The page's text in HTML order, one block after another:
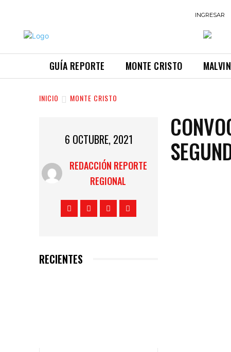
INGRESAR
GUÍA REPORTE MONTE CRISTO
INICIO MONTE CRISTO
6 OCTUBRE, 2021
REDACCIÓN REPORTE
REGIONAL
RECIENTES